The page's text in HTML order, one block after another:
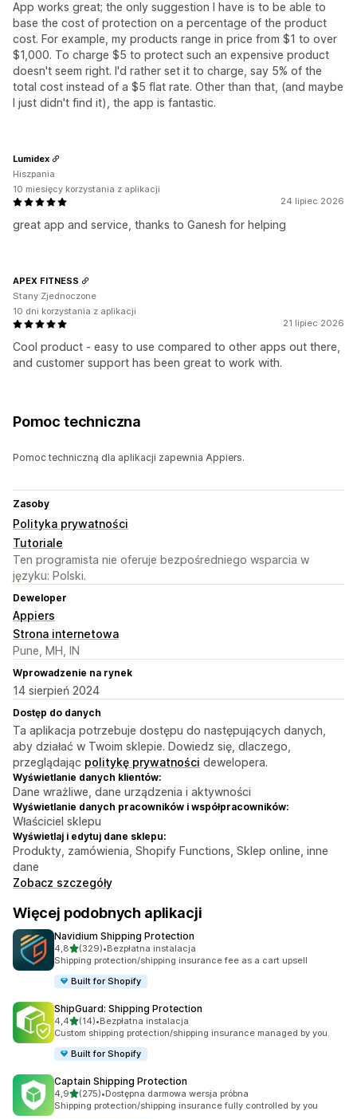
App works great; the only suggestion I have is to be able to
base the cost of protection on a percentage of the product
cost. For example, my products range in price from $1 to over
$1,000. To charge $5 to protect such an expensive product
doesn't seem right. I'd rather set it to charge, say 5% of the
total cost instead of a $5 flat rate. Other than that, (and maybe
I just didn't find it), the app is fantastic.
24 lipiec 2026
great app and service, thanks to Ganesh for helping
Lumidex
Hiszpania
10 miesięcy korzystania z aplikacji
21 lipiec 2026
Cool product - easy to use compared to other apps out there,
and customer support has been great to work with.
APEX FITNESS
Stany Zjednoczone
10 dni korzystania z aplikacji
Pomoc techniczna
Pomoc techniczną dla aplikacji zapewnia Appiers.
Zasoby
Polityka prywatności
Tutoriale
Ten programista nie oferuje bezpośredniego wsparcia w
języku: Polski.
Deweloper
Appiers
Strona internetowa
Pune, MH, IN
Wprowadzenie na rynek
14 sierpień 2024
Dostęp do danych
Ta aplikacja potrzebuje dostępu do następujących danych,
aby działać w Twoim sklepie. Dowiedz się, dlaczego,
przeglądając politykę prywatności dewelopera.
Wyświetlanie danych klientów:
Dane wrażliwe, dane urządzenia i aktywności
Wyświetlanie danych pracowników i współpracowników:
Właściciel sklepu
Wyświetlaj i edytuj dane sklepu:
Produkty, zamówienia, Shopify Functions, Sklep online, inne
dane
Zobacz szczegóły
Więcej podobnych aplikacji
Navidium Shipping Protection
4,8na 5 gwiazdek
(329)
Łączna liczba recenzji: 329
•Bezpłatna instalacja
Shipping protection/shipping insurance fee as a cart upsell
Built for Shopify
ShipGuard: Shipping Protection
4,4na 5 gwiazdek
(14)
Łączna liczba recenzji: 14
•Bezpłatna instalacja
Custom shipping protection/shipping insurance managed by you.
Built for Shopify
Captain Shipping Protection
4,9na 5 gwiazdek
(275)
Łączna liczba recenzji: 275
•Dostępna darmowa wersja próbna
Shipping protection/shipping insurance fully controlled by you